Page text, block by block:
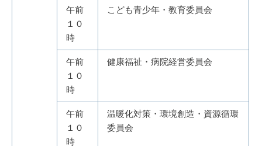
午前
１０
時
こども青少年・教育委員会
午前
１０
時
健康福祉・病院経営委員会
午前
１０
時
温暖化対策・環境創造・資源循環
委員会